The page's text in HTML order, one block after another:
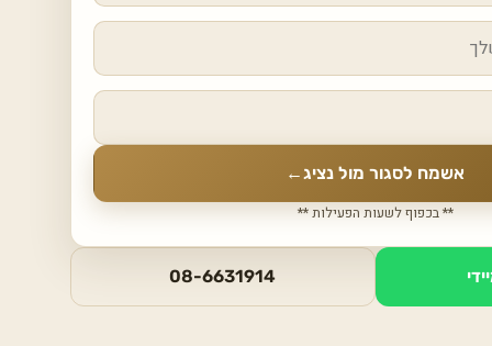
אשמח לסגור מול נציג←
** בכפוף לשעות הפעילות **
08-6631914